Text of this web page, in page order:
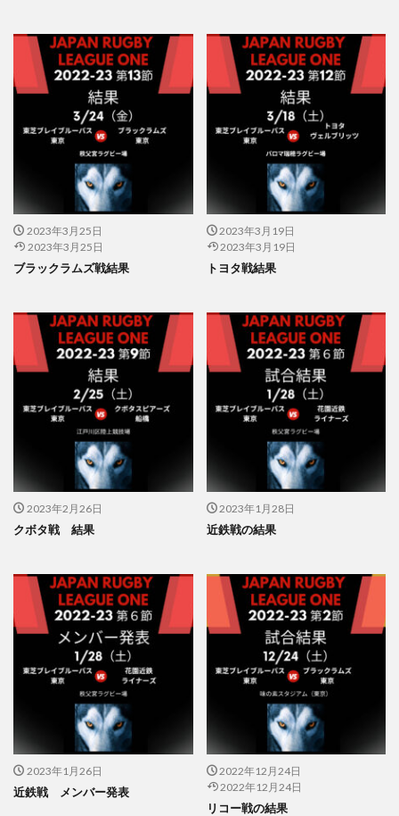
2023年3月25日
2023年3月25日
ブラックラムズ戦結果
2023年3月19日
2023年3月19日
トヨタ戦結果
2023年2月26日
クボタ戦 結果
2023年1月28日
近鉄戦の結果
2023年1月26日
近鉄戦 メンバー発表
2022年12月24日
2022年12月24日
リコー戦の結果